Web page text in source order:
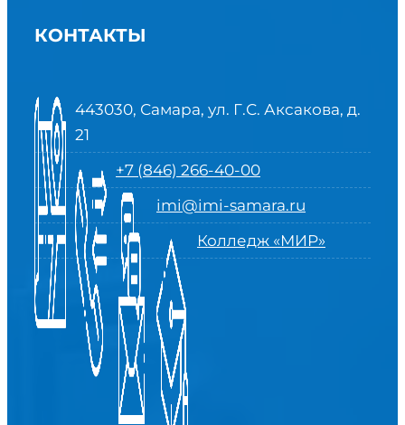
КОНТАКТЫ
443030, Самара, ул. Г.С. Аксакова, д.
21
+7 (846) 266-40-00
imi@imi-samara.ru
Колледж «МИР»